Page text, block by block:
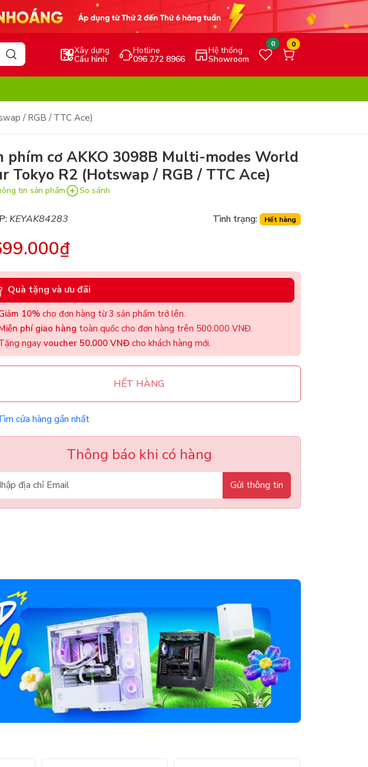
Xây dựng
Cấu hình
Hotline
096 272 8966
Hệ thống
Showroom
0 0
/ RGB / TTC Ace)
phím cơ AKKO 3098B Multi-modes World
Tokyo R2 (Hotswap / RGB / TTC Ace)
tin sản phẩm So sánh
KEYAK84283 Tình trạng: Hết hàng
Quà tặng và ưu đãi
10%cho đơn hàng từ 3 sản phẩm trở lên.
phí giao hàng toàn quốc cho đơn hàng trên 500.000 VNĐ.
ngayvoucher 50.000 VNĐ cho khách hàng mới.
HẾT HÀNG
cửa hàng gần nhất
Thông báo khi có hàng
Gửi thông tin